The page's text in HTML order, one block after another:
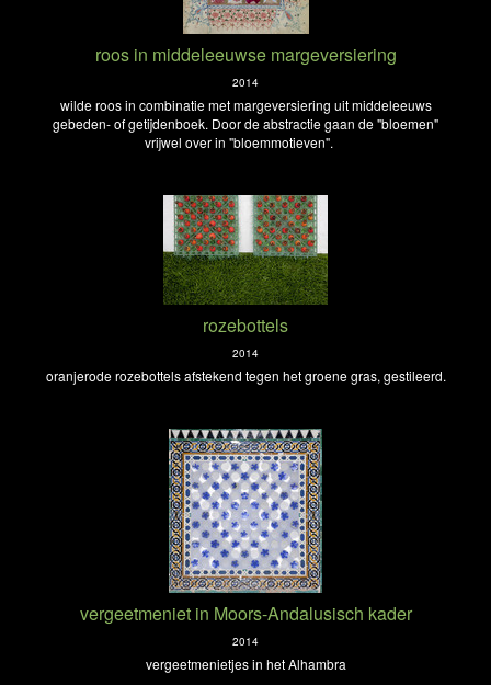
roos in middeleeuwse margeversiering
2014
wilde roos in combinatie met margeversiering uit middeleeuws
gebeden- of getijdenboek. Door de abstractie gaan de "bloemen"
vrijwel over in "bloemmotieven".
rozebottels
2014
oranjerode rozebottels afstekend tegen het groene gras, gestileerd.
vergeetmeniet in Moors-Andalusisch kader
2014
vergeetmenietjes in het Alhambra